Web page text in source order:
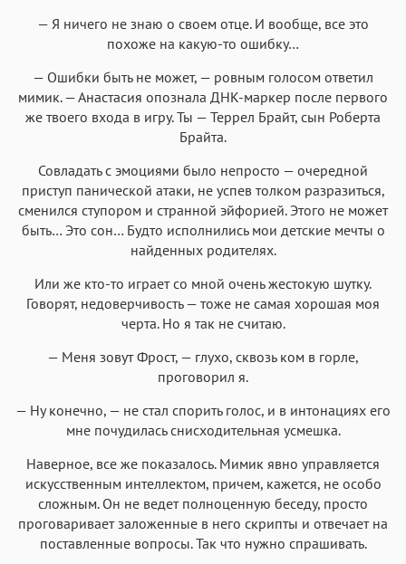
— Я ничего не знаю о своем отце. И вообще, все это
похоже на какую-то ошибку…
— Ошибки быть не может, — ровным голосом ответил
мимик. — Анастасия опознала ДНК-маркер после первого
же твоего входа в игру. Ты — Террел Брайт, сын Роберта
Брайта.
Совладать с эмоциями было непросто — очередной
приступ панической атаки, не успев толком разразиться,
сменился ступором и странной эйфорией. Этого не может
быть… Это сон… Будто исполнились мои детские мечты о
найденных родителях.
Или же кто-то играет со мной очень жестокую шутку.
Говорят, недоверчивость — тоже не самая хорошая моя
черта. Но я так не считаю.
— Меня зовут Фрост, — глухо, сквозь ком в горле,
проговорил я.
— Ну конечно, — не стал спорить голос, и в интонациях его
мне почудилась снисходительная усмешка.
Наверное, все же показалось. Мимик явно управляется
искусственным интеллектом, причем, кажется, не особо
сложным. Он не ведет полноценную беседу, просто
проговаривает заложенные в него скрипты и отвечает на
поставленные вопросы. Так что нужно спрашивать.